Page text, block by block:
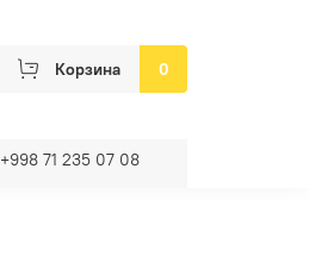
Корзина 0
+998 71 235 07 08